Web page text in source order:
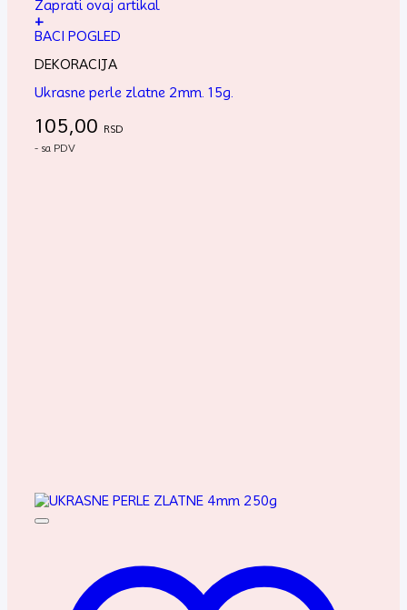
Zaprati ovaj artikal
+
BACI POGLED
DEKORACIJA
Ukrasne perle zlatne 2mm. 15g.
105,00 RSD
- sa PDV